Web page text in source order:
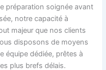
préparation soignée avant
notre capacité à
majeur que nos clients
disposons de moyens
équipe dédiée, prêtes à
plus brefs délais.